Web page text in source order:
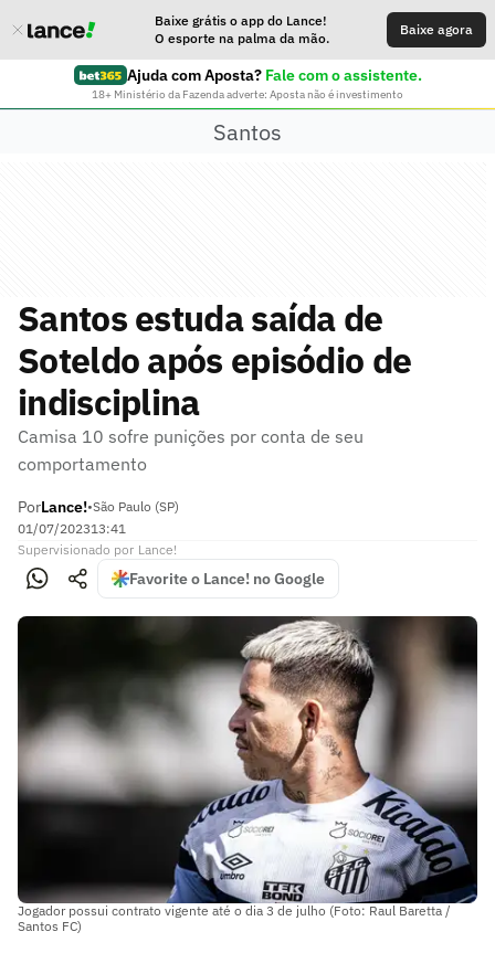
Baixe grátis o app do Lance!
O esporte na palma da mão.
Baixe agora
Ajuda com Aposta? Fale com o assistente.
18+ Ministério da Fazenda adverte: Aposta não é investimento
Santos
Santos estuda saída de
Soteldo após episódio de
indisciplina
Camisa 10 sofre punições por conta de seu
comportamento
PorLance!•São Paulo (SP)
01/07/202313:41
Supervisionado por Lance!
Favorite o Lance! no Google
Jogador possui contrato vigente até o dia 3 de julho (Foto: Raul Baretta /
Santos FC)